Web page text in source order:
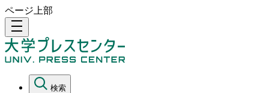
ページ上部
density_medium
検索